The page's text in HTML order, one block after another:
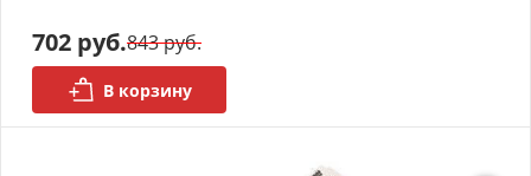
Детские товары
АРХИВ
702 руб.843 руб.
В корзину